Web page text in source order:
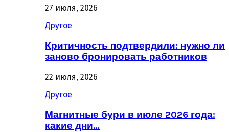
27 июля, 2026
Другое
Критичность подтвердили: нужно ли
заново бронировать работников
22 июля, 2026
Другое
Магнитные бури в июле 2026 года:
какие дни…